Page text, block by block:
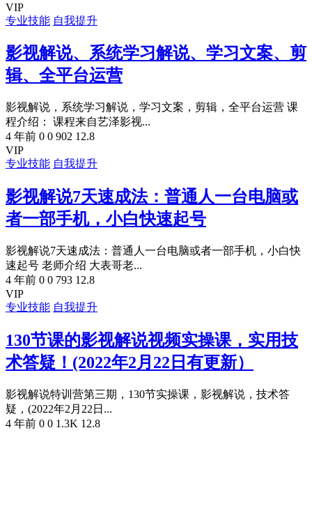
VIP
专业技能 自我提升
影视解说、系统学习解说、学习文案、剪
辑、全平台运营
影视解说，系统学习解说，学习文案，剪辑，全平台运营 课
程介绍： 课程来自艺泽影视...
4 年前 0 0 902 12.8
VIP
专业技能 自我提升
影视解说7天速成法：普通人一台电脑或
者一部手机，小白快速起号
影视解说7天速成法：普通人一台电脑或者一部手机，小白快
速起号 老师介绍 大表哥老...
4 年前 0 0 793 12.8
VIP
专业技能 自我提升
130节课的影视解说视频实操课，实用技
术答疑！(2022年2月22日有更新）
影视解说特训营第三期，130节实操课，影视解说，技术答
疑，(2022年2月22日...
4 年前 0 0 1.3K 12.8